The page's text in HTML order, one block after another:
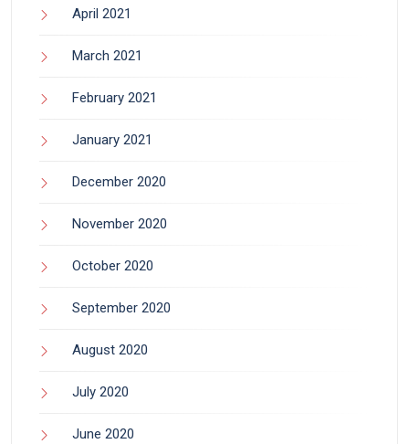
April 2021
March 2021
February 2021
January 2021
December 2020
November 2020
October 2020
September 2020
August 2020
July 2020
June 2020